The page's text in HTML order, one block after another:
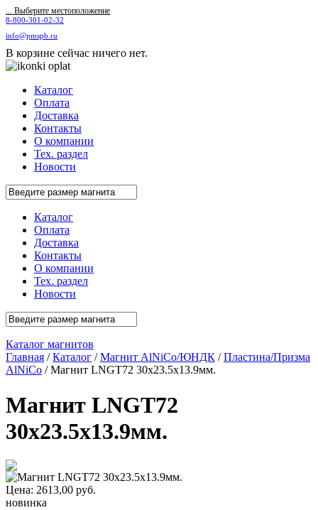
... Выберите местоположение
8-800-301-02-32
info@pmspb.ru
В корзине сейчас ничего нет.
Каталог
Оплата
Доставка
Контакты
О компании
Тех. раздел
Новости
Каталог
Оплата
Доставка
Контакты
О компании
Тех. раздел
Новости
Каталог магнитов
Главная /Каталог /Магнит AlNiCo/ЮНДК /Пластина/Призма
AlNiCo / Магнит LNGT72 30x23.5x13.9мм.
Магнит LNGT72
30x23.5x13.9мм.
Цена: 2613,00 руб.
новинка